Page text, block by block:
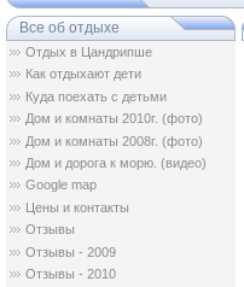
Все об отдыхе
Отдых в Цандрипше
Как отдыхают дети
Куда поехать с детьми
Дом и комнаты 2010г. (фото)
Дом и комнаты 2008г. (фото)
Дом и дорога к морю. (видео)
Google map
Цены и контакты
Отзывы
Oтзывы - 2009
Oтзывы - 2010